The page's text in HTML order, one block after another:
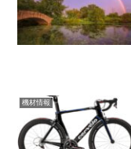
機材情報